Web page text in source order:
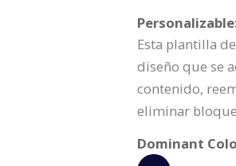
Esta plantilla
diseño que se
contenido,
eliminar
Dominant